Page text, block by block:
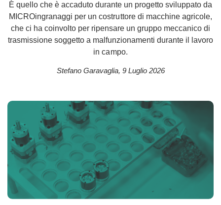
È quello che è accaduto durante un progetto sviluppato da
MICROingranaggi per un costruttore di macchine agricole,
che ci ha coinvolto per ripensare un gruppo meccanico di
trasmissione soggetto a malfunzionamenti durante il lavoro
in campo.
Stefano Garavaglia, 9 Luglio 2026